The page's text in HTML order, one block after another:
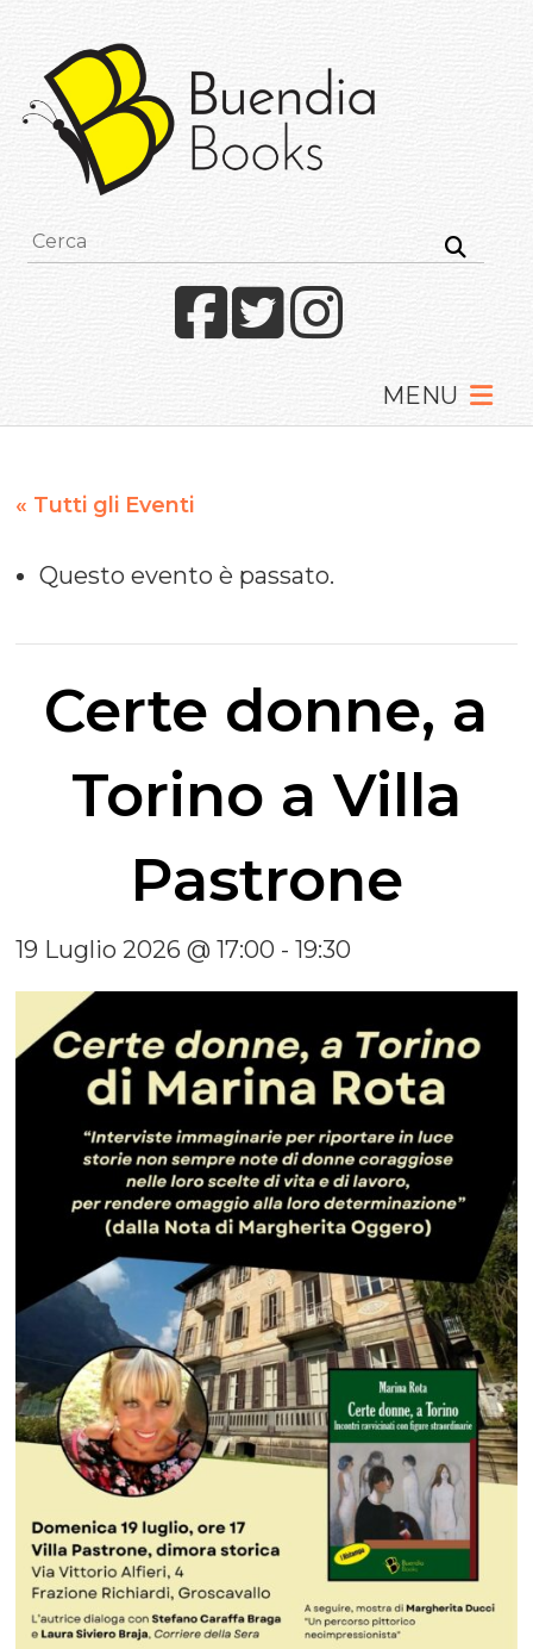
Buendia
Books
ali
Facebook
Twitter
« Tutti gli Eventi
Questo evento è passato.
Certe donne, a
Torino a Villa
Pastrone
19 Luglio 2026 @ 17:00 -19:30